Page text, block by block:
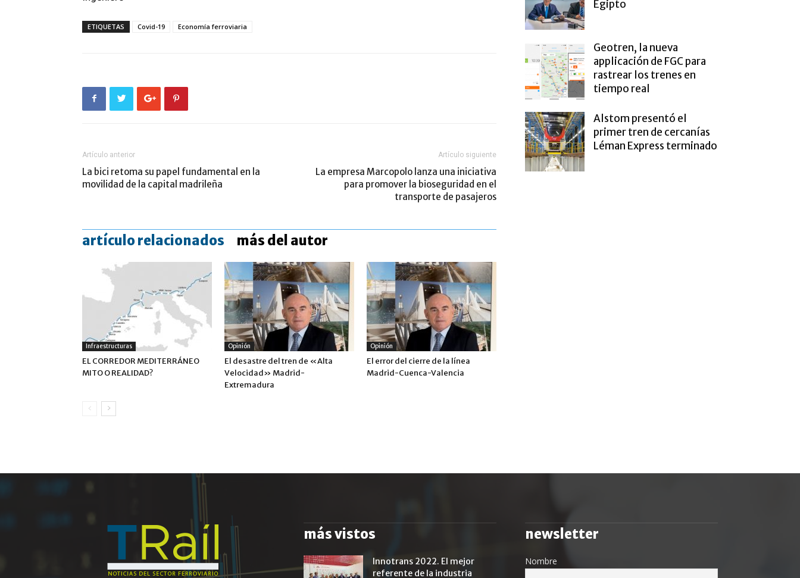
ETIQUETAS Covid-19 Economía ferroviaria
Artículo anterior
La bici retoma su papel fundamental en la
movilidad de la capital madrileña
Artículo siguiente
La empresa Marcopolo lanza una iniciativa
para promover la bioseguridad en el
transporte de pasajeros
artículo relacionados más del autor
Infraestructuras
EL CORREDOR MEDITERRÁNEO
MITO O REALIDAD?
Opinión
El desastre del tren de «Alta
Velocidad» Madrid-
Extremadura
Opinión
El error del cierre de la línea
Madrid-Cuenca-Valencia
Egipto
Geotren, la nueva
applicación de FGC para
rastrear los trenes en
tiempo real
Alstom presentó el
primer tren de cercanías
Léman Express terminado
más vistos
Innotrans 2022. El mejor
referente de la industria
newsletter
Nombre